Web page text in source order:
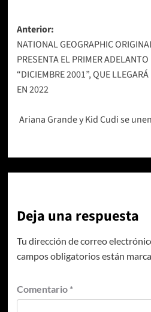
Navegación
de
entradas
Anterior:
NATIONAL GEOGRAPHIC
PRESENTA EL PRIMER
“DICIEMBRE 2001”, QUE
EN 2022
Ariana Grande y Kid Cudi se
Deja una respuesta
Tu dirección de correo
campos obligatorios están
Comentario *